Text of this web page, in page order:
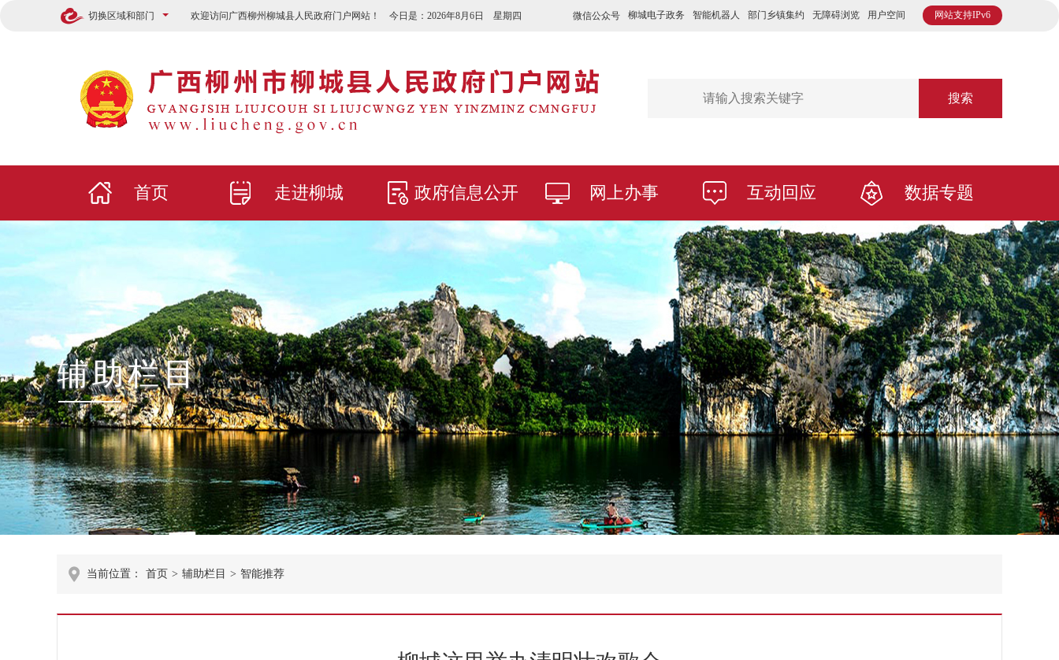
切换区域和部门 网站支持IPv6
微信公众号 柳城电子政务 智能机器人 部门乡镇集约 无障碍浏览 用户空间
欢迎访问广西柳州柳城县人民政府门户网站！ 今日是： 2026年8月6日 星期四
搜索
首页 走进柳城 政府信息公开 网上办事 互动回应 数据专题
辅助栏目
当前位置： 首页 > 辅助栏目 > 智能推荐